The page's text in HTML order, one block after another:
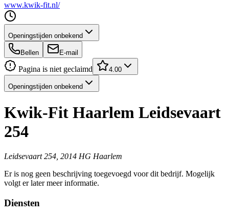
www.kwik-fit.nl/
Openingstijden onbekend
Bellen E-mail
Pagina is niet geclaimd 4.00
Openingstijden onbekend
Kwik-Fit Haarlem Leidsevaart
254
Leidsevaart 254, 2014 HG Haarlem
Er is nog geen beschrijving toegevoegd voor dit bedrijf. Mogelijk
volgt er later meer informatie.
Diensten